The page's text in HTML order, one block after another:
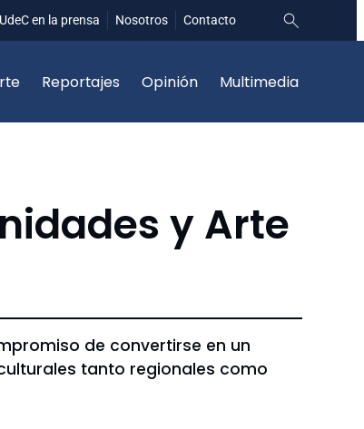
UdeC en la prensa Nosotros Contacto
Reportajes Opinión Multimedia
y Arte
de convertirse en un
tanto regionales como